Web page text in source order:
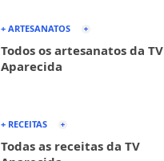
+ ARTESANATOS
Todos os artesanatos da TV
Aparecida
+ RECEITAS
Todas as receitas da TV